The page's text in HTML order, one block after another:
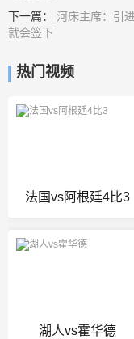
下一篇： 河床主席：引
就会签下
热门视频
法国vs阿根廷4比3
湖人vs霍华德